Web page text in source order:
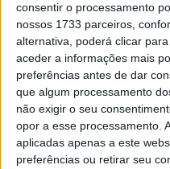
consentir o processamento
nossos 1733 parceiros,
alternativa, poderá clicar
aceder a informações mais
preferências antes de dar
que algum processamento
não exigir o seu
opor a esse processamento.
aplicadas apenas a este
preferências ou retirar seu
foi eleito o melhor jogador
golos consecutivos entre a
Zalazar (Braga) e Carevic
Famalicão) foram
guarda-redes e defesa,
Hugo Oliveira